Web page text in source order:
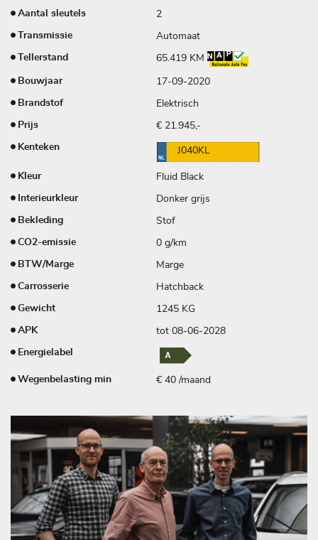
Aantal sleutels 2
Transmissie Automaat
Tellerstand 65.419 KM
Bouwjaar 17-09-2020
Brandstof Elektrisch
Prijs € 21.945,-
Kenteken J040KL
Kleur Fluid Black
Interieurkleur Donker grijs
Bekleding Stof
CO2-emissie 0 g/km
BTW/Marge Marge
Carrosserie Hatchback
Gewicht 1245 KG
APK tot 08-06-2028
Energielabel
Wegenbelasting min € 40 /maand